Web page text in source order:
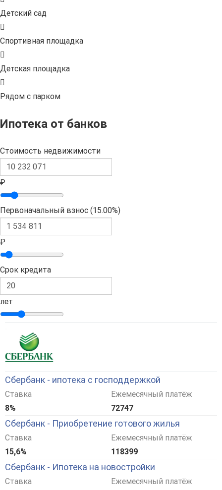
Детский сад
Спортивная площадка
Детская площадка
Рядом с парком
Ипотека от банков
Стоимость недвижимости
₽
Первоначальный взнос (15.00%)
₽
Срок кредита
лет
Сбербанк - ипотека с господдержкой
Ставка
8%
Ежемесячный платёж
72747
Сбербанк - Приобретение готового жилья
Ставка
15,6%
Ежемесячный платёж
118399
Сбербанк - Ипотека на новостройки
Ставка
Ежемесячный платёж